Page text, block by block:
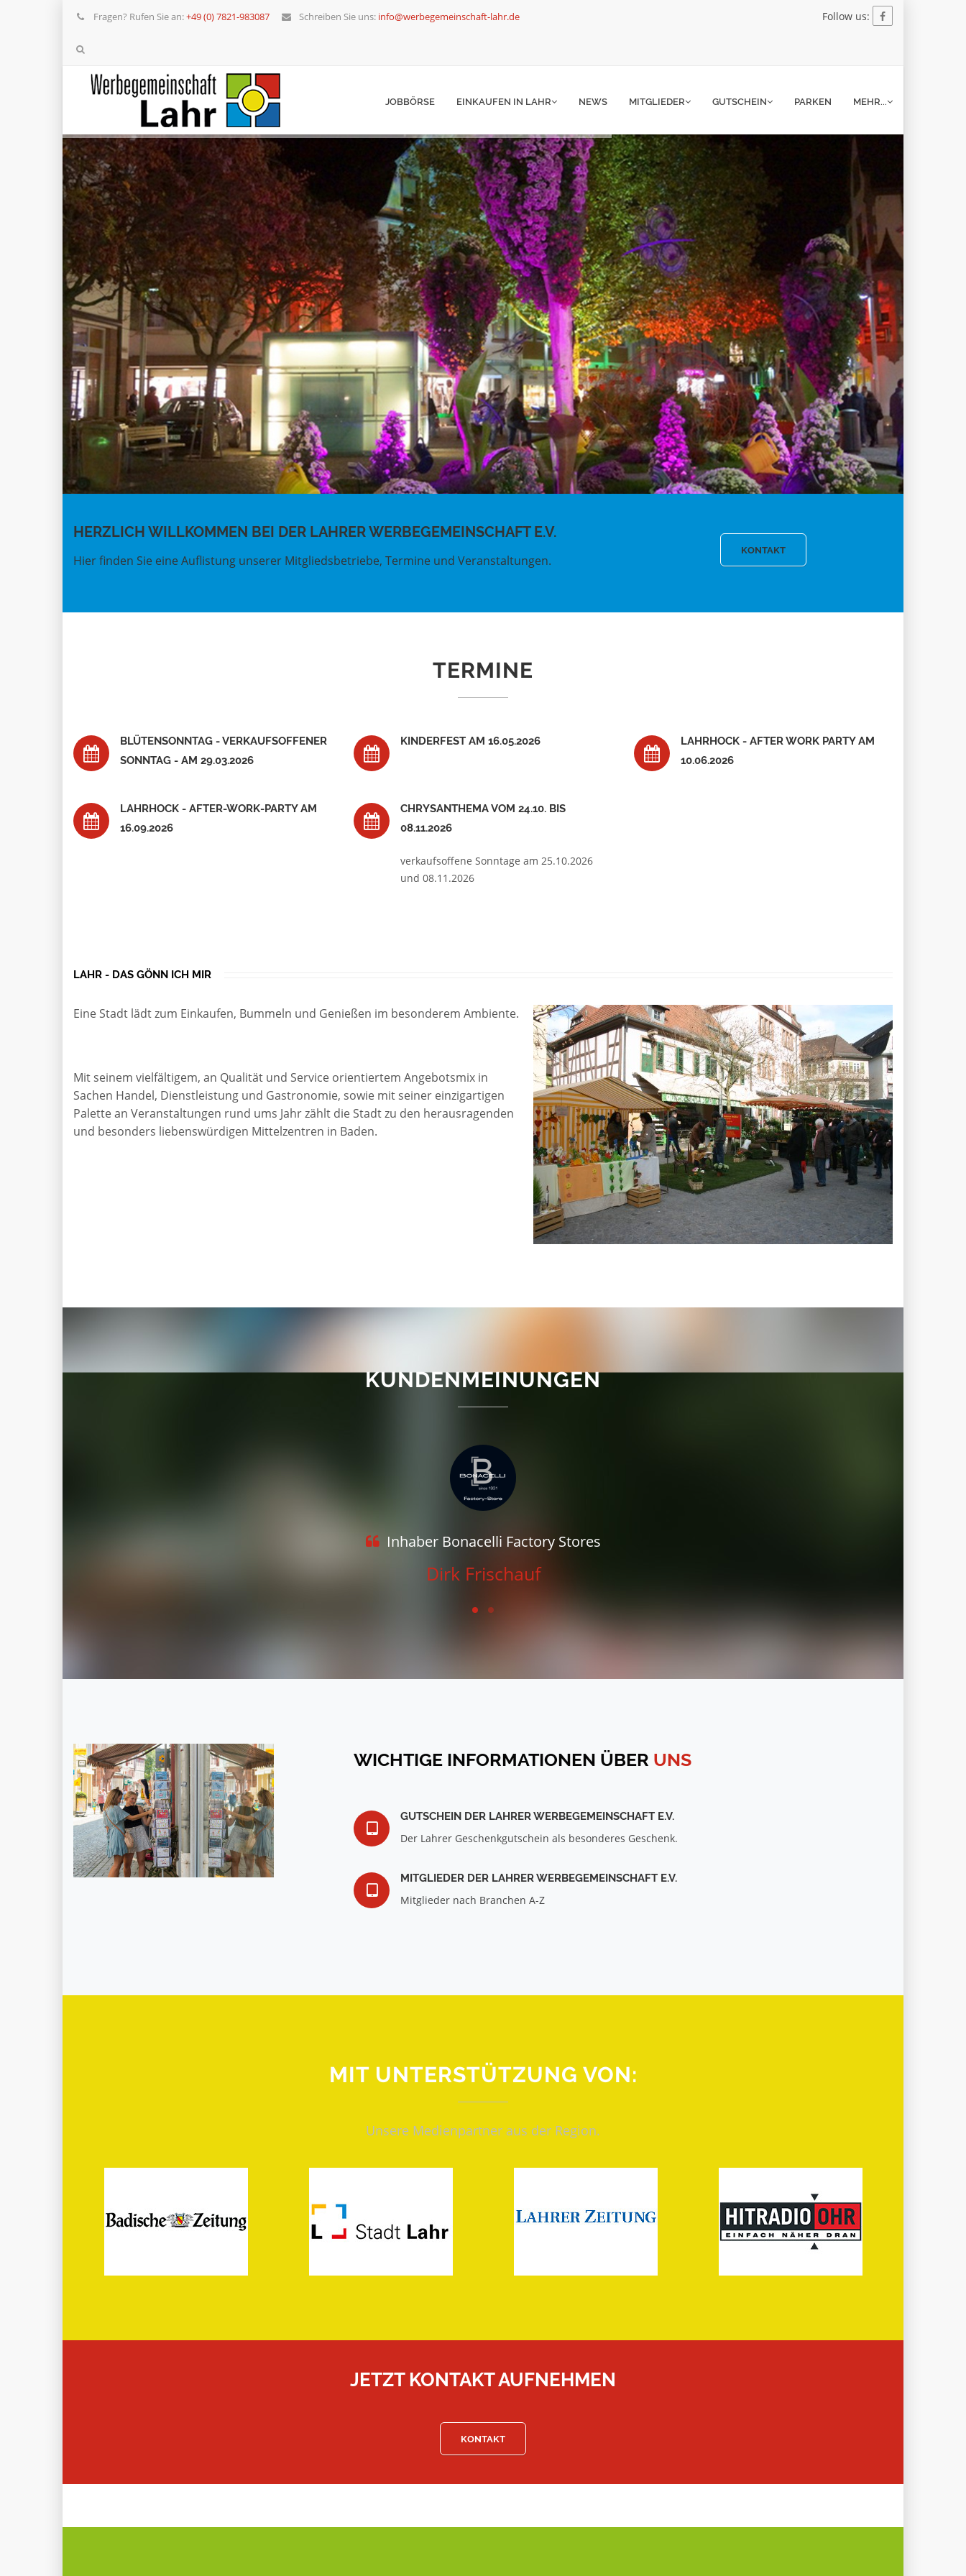
Fragen? Rufen Sie an:+49 (0) 7821-983087 Schreiben Sie uns: info@werbegemeinschaft-lahr.de Follow us:
JOBBÖRSE EINKAUFEN IN LAHR NEWS MITGLIEDER GUTSCHEIN PARKEN MEHR...
HERZLICH WILLKOMMEN BEI DER LAHRER WERBEGEMEINSCHAFT E.V.
Hier finden Sie eine Auflistung unserer Mitgliedsbetriebe, Termine und Veranstaltungen.
KONTAKT
TERMINE
BLÜTENSONNTAG - VERKAUFSOFFENER
SONNTAG - AM 29.03.2026
KINDERFEST AM 16.05.2026
LAHRHOCK - AFTER WORK PARTY AM
10.06.2026
LAHRHOCK - AFTER-WORK-PARTY AM
16.09.2026
CHRYSANTHEMA VOM 24.10. BIS
08.11.2026
verkaufsoffene Sonntage am 25.10.2026
und 08.11.2026
LAHR - DAS GÖNN ICH MIR
Eine Stadt lädt zum Einkaufen, Bummeln und Genießen im besonderem Ambiente.
Mit seinem vielfältigem, an Qualität und Service orientiertem Angebotsmix in
Sachen Handel, Dienstleistung und Gastronomie, sowie mit seiner einzigartigen
Palette an Veranstaltungen rund ums Jahr zählt die Stadt zu den herausragenden
und besonders liebenswürdigen Mittelzentren in Baden.
KUNDENMEINUNGEN
Inhaber Bonacelli Factory Stores
Dirk Frischauf
WICHTIGE INFORMATIONEN ÜBER UNS
GUTSCHEIN DER LAHRER WERBEGEMEINSCHAFT E.V.
Der Lahrer Geschenkgutschein als besonderes Geschenk.
MITGLIEDER DER LAHRER WERBEGEMEINSCHAFT E.V.
Mitglieder nach Branchen A-Z
MIT UNTERSTÜTZUNG VON:
Unsere Medienpartner aus der Region.
JETZT KONTAKT AUFNEHMEN
KONTAKT